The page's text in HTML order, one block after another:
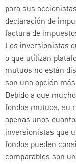
para sus
declaración de
factura de
Los inversionistas
o que utilizan
mutuos no están
son una opción
Debido a que
fondos mutuos, su
apenas unos
inversionistas que
fondos pueden
comparables son